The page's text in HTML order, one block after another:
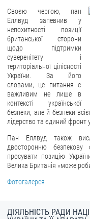
Своєю чергою, пан
Еллвуд запевнив у
непохитності позиції
британської сторони
щодо підтримки
суверенітету і
територіальної цілісності
України. За його
словами, це питання є
важливим не лише в
контексті української
безпеки, але й безпеки
лідерство та єдиний фронт у
Пан Еллвуд також
двосторонню
просувати позицію
Велика Британія «може
Фотогалерея
ДІЯЛЬНІСТЬ РАДИ